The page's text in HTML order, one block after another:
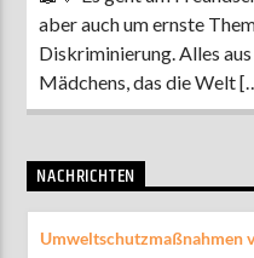
aber auch um ernste
Diskriminierung. Alles
Mädchens, das die Welt
NACHRICHTEN
Umweltschutzmaßnahmen